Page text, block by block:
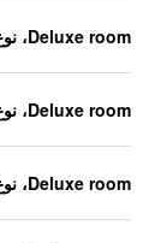
Deluxe room، نوع السرير غير معروف
Deluxe room، نوع السرير غير معروف
Deluxe room، نوع السرير غير معروف